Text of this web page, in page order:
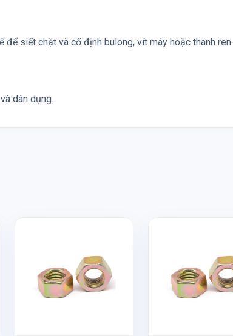
siết chặt và cố định bulong, vít máy hoặc thanh ren.
dân dụng.